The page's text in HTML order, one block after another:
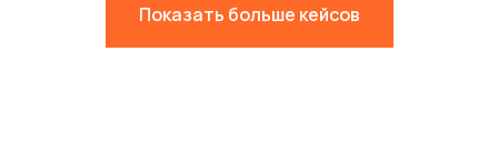
Показать больше кейсов